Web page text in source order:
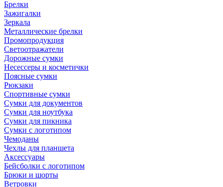
Брелки
Зажигалки
Зеркала
Металлические брелки
Промопродукция
Светоотражатели
Дорожные сумки
Несессеры и косметички
Поясные сумки
Рюкзаки
Спортивные сумки
Сумки для документов
Сумки для ноутбука
Сумки для пикника
Сумки с логотипом
Чемоданы
Чехлы для планшета
Аксессуары
Бейсболки с логотипом
Брюки и шорты
Ветровки